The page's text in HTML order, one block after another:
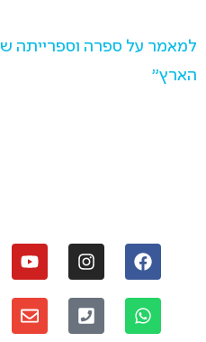
למאמר על ספרה וספרייתה
הארץ"
דברו איתנו: